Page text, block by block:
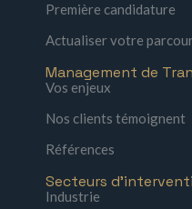
Première candidature
Actualiser votre
Management de
Vos enjeux
Nos clients témoignent
Références
Secteurs
Industrie